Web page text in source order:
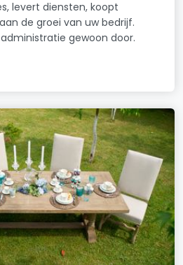
levert diensten, koopt
de groei van uw bedrijf.
gewoon door.